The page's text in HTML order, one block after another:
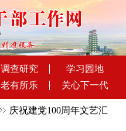
调查研究
学习园地
老有所乐 关心下一代
庆祝建党100周年文艺汇